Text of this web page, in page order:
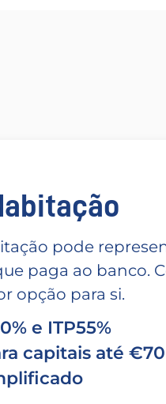
pode
paga ao banco.
opção para si.
e ITP55%
capitais até